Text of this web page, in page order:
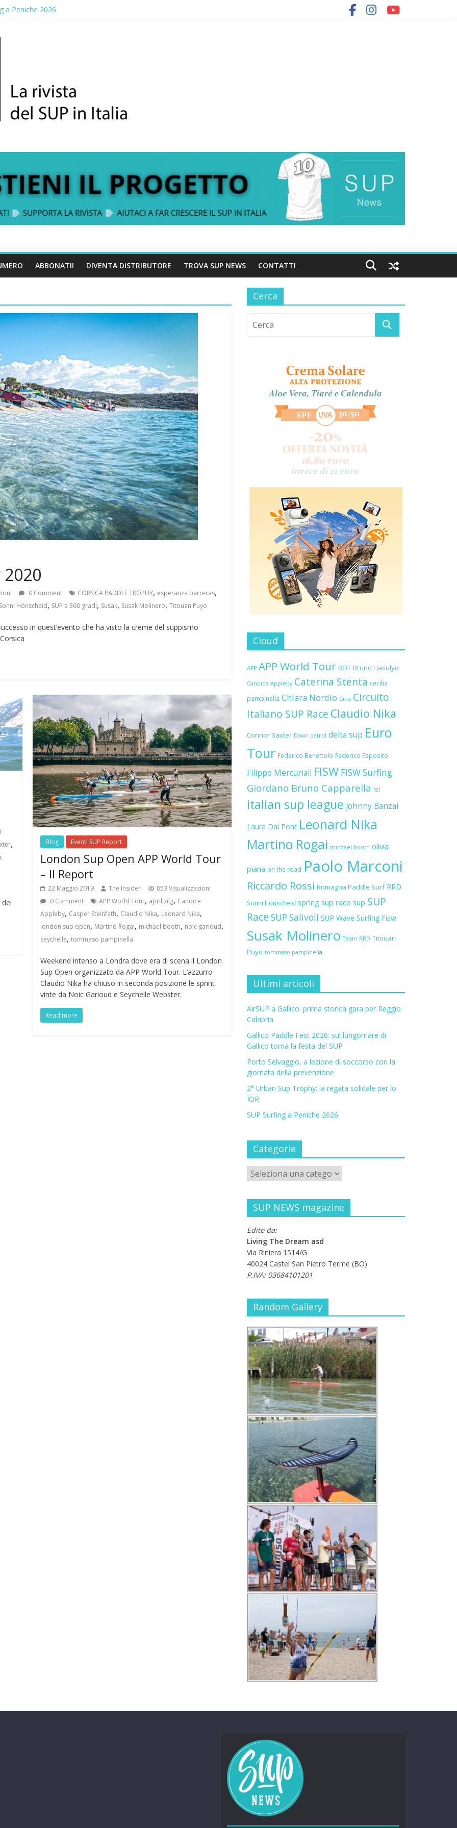
a Peniche 2026
ABBONATI! DIVENTA DISTRIBUTORE TROVA SUP NEWS CONTATTI
0 Comment CORSICA PADDLE TROPHY, esperanza barreras,
Sonni Hönscheid, SUP a 360 gradi, Susak, Susak Molinero, Titouan Puyo
in quest’evento che ha visto la creme del suppismo
, Blog Eventi SUP Report
London Sup Open APP World Tour
– Il Report
22 Maggio 2019 The Insider
853 Visualizzazioni
0 Comment
APP World Tour, april zilg, Candice
Appleby, Casper Steinfath, Claudio Nika, Leonard Nika,
london sup open, Martino Rogai, michael booth, noic garioud,
seychelle,tommaso pampinella
Weekend intenso a Londra dove era di scena il London
Sup Open organizzato da APP World Tour. L’azzurro
Claudio Nika ha chiuso in seconda posizione le sprint
vinte da Noic Garioud e Seychelle Webster.
Read more
Cerca
Cloud
APP APP World Tour BOT Bruno Hasulyo
Candice Appleby Caterina Stenta cecilia
pampinella Chiara Nordio Cina Circuito
Italiano SUP Race Claudio Nika
Connor Baxter Dawn patrol delta sup Euro
Tour Federico Benettolo Federico Esposito
Filippo Mercuriali FISW FISW Surfing
Giordano Bruno Capparella isl
italian sup league Johnny Banzai
Laura Dal Pont Leonard Nika
Martino Rogai michael booth olivia
piana on the road Paolo Marconi
Riccardo Rossi Romagna Paddle Surf RRD
Sonni Hönscheid spring sup race sup SUP
Race SUP Salivoli SUP Wave Surfing Fisw
Susak Molinero Team RRD Titouan
Puyo tommaso pampinella
Ultimi articoli
AirSUP a Gallico: prima storica gara per Reggio
Calabria
Gallico Paddle Fest 2026: sul lungomare di
Gallico torna la festa del SUP
Porto Selvaggio, a lezione di soccorso con la
giornata della prevenzione
2° Urban Sup Trophy: la regata solidale per lo
IOR
SUP Surfing a Peniche 2026
Categorie
SUP NEWS magazine
Edito da:
Living The Dream asd
Via Riniera 1514/G
40024 Castel San Pietro Terme (BO)
P.IVA: 03684101201
Random Gallery